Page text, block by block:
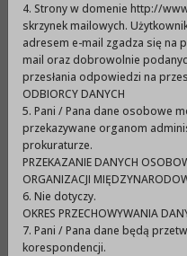
LII Sesja
Prudniku z
2021 r.
LII Sesja Rady
listopada 2021 r..pdf
4. Strony w domenie http://
skrzynek mailowych.
adresem e-mail zgadza się na
mail oraz dobrowolnie
przesłania odpowiedzi na
ODBIORCY DANYCH
5. Pani / Pana dane osobowe
przekazywane organom
prokuraturze.
PRZEKAZANIE DANYCH
ORGANIZACJI
6. Nie dotyczy.
OKRES PRZECHOWYWANIA
7. Pani / Pana dane będą
korespondencji.